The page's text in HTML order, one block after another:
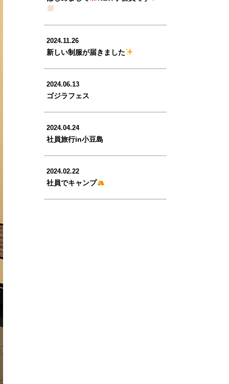
2024.11.26
新しい制服が届きました
2024.06.13
ゴジラフェス
2024.04.24
社員旅行in小豆島
2024.02.22
社員でキャンプ